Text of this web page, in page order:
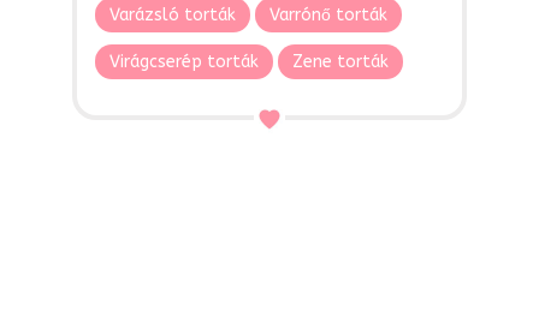
Varázsló torták Varrónő torták
Virágcserép torták Zene torták